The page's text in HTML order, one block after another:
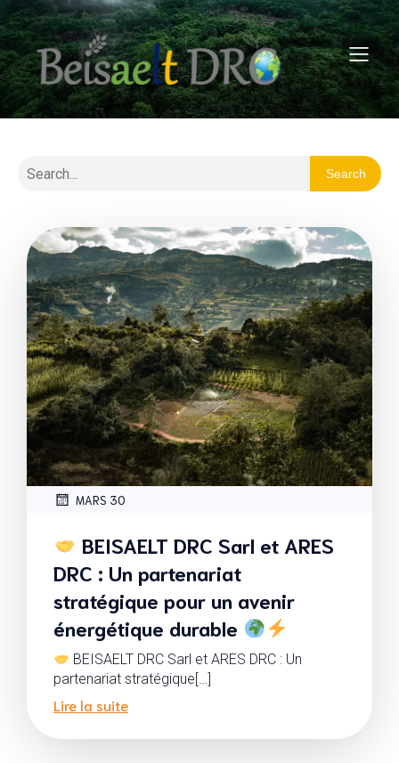
Search
MARS 30
BEISAELT DRC Sarl et ARES
DRC : Un partenariat
stratégique pour un avenir
énergétique durable
BEISAELT DRC Sarl et ARES DRC : Un
partenariat stratégique[…]
Lire la suite